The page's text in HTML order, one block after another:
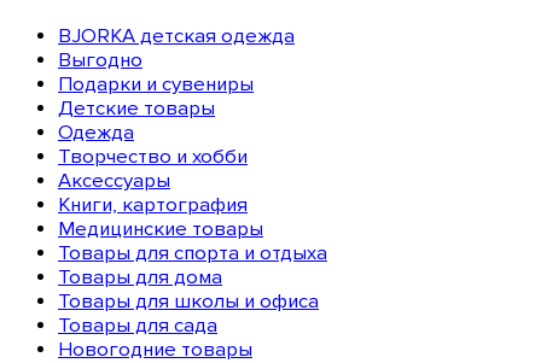
BJORKA детская одежда
Выгодно
Подарки и сувениры
Детские товары
Одежда
Творчество и хобби
Аксессуары
Книги, картография
Медицинские товары
Товары для спорта и отдыха
Товары для дома
Товары для школы и офиса
Товары для сада
Новогодние товары